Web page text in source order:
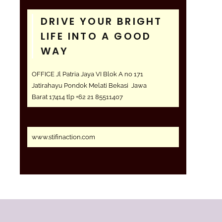
DRIVE YOUR BRIGHT
LIFE INTO A GOOD
WAY
OFFICE Jl Patria Jaya VI Blok A no 171
Jatirahayu Pondok Melati Bekasi Jawa
Barat 17414 tlp +62 21 85511407
www.stifinaction.com